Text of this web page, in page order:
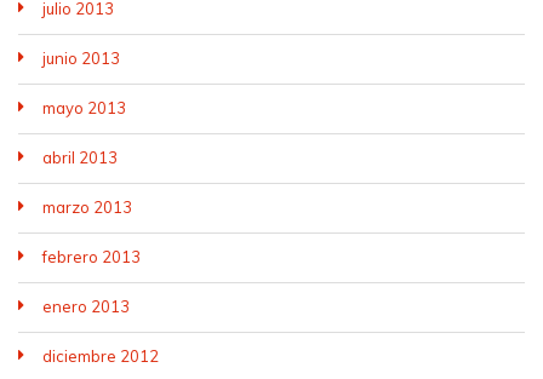
julio 2013
junio 2013
mayo 2013
abril 2013
marzo 2013
febrero 2013
enero 2013
diciembre 2012